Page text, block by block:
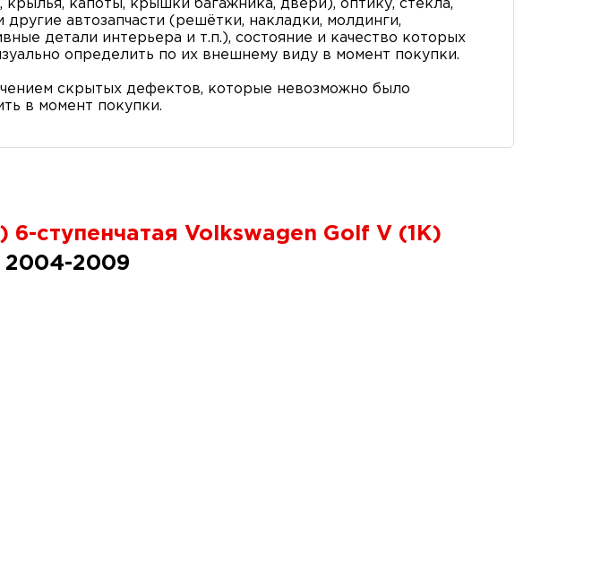
крылья, капоты, крышки багажника, двери), оптику, стёкла,
другие автозапчасти (решётки, накладки, молдинги,
детали интерьера и т.п.), состояние и качество которых
определить по их внешнему виду в момент покупки.
скрытых дефектов, которые невозможно было
в момент покупки.
ступенчатая Volkswagen Golf V (1K)
2004-2009